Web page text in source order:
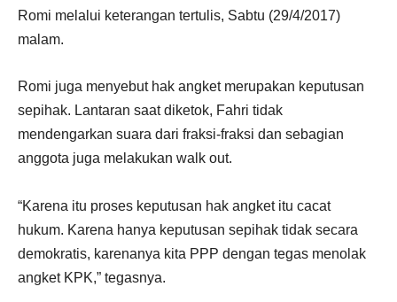
Romi melalui keterangan tertulis, Sabtu (29/4/2017)
malam.
Romi juga menyebut hak angket merupakan keputusan
sepihak. Lantaran saat diketok, Fahri tidak
mendengarkan suara dari fraksi-fraksi dan sebagian
anggota juga melakukan walk out.
“Karena itu proses keputusan hak angket itu cacat
hukum. Karena hanya keputusan sepihak tidak secara
demokratis, karenanya kita PPP dengan tegas menolak
angket KPK,” tegasnya.